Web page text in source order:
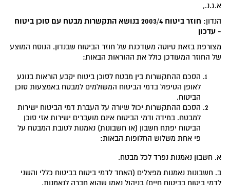
א.ג.נ.,
הנדון:
חוזר ביטוח 2003/4 בנושא התקשרות מבטח עם סוכן ביטוח
- עדכון
מצורפת בזאת טיוטה מעודכנת של חוזר הביטוח שבנדון. הנוסח המוצע
של החוזר המעודכן כולל את ההוראות הבאות:
הסכם ההתקשרות בין מבטח לסוכן ביטוח יקבע הוראות בנוגע
לאופן הטיפול בדמי הביטוח המשולמים למבטח באמצעות סוכן
הביטוח.
הסכם ההתקשרות יכול שיורה על העברת דמי הביטוח ישירות
למבטח. במידה ודמי הביטוח אינם מועברים ישירות אזי סוכן
הביטוח יפתח חשבון (או חשבונות) נאמנות לטובת המבטח על
פי אחת משלוש החלופות הבאות:
א. חשבון נאמנות נפרד לכל מבטח.
ב. חשבונות נאמנות מפצלים (האחד לדמי ביטוח בביטוח כללי והשני
לדמי ביטוח בביטוח חיים) בניהול נאמן שהוא חברה לנאמנות.